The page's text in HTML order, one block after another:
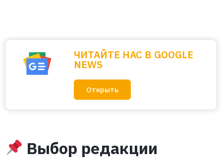
ЧИТАЙТЕ НАС В GOOGLE
NEWS
Открыть
Выбор редакции